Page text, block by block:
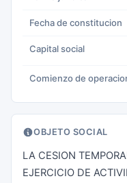
Fecha de constitucion
Capital social
Comienzo de
OBJETO SOCIAL
LA CESION
EJERCICIO DE